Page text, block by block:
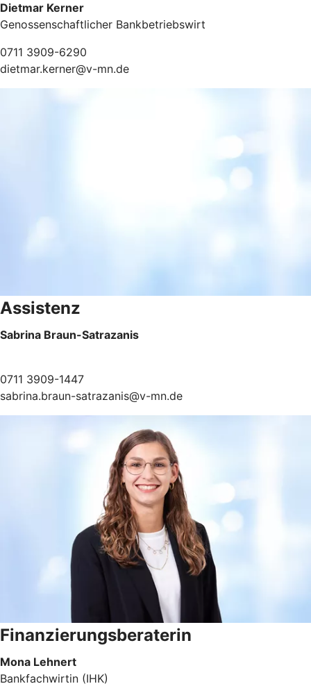
Dietmar Kerner
Genossenschaftlicher Bankbetriebswirt
0711 3909-6290
dietmar.kerner@v-mn.de
Assistenz
Sabrina Braun-Satrazanis
0711 3909-1447
sabrina.braun-satrazanis@v-mn.de
Finanzierungsberaterin
Mona Lehnert
Bankfachwirtin (IHK)